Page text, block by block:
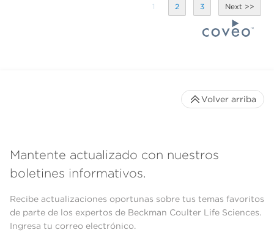
1 2 3
Mantente actualizado con nuestros
boletines informativos.
Recibe actualizaciones oportunas sobre tus temas favoritos
de parte de los expertos de Beckman Coulter Life Sciences.
Ingresa tu correo electrónico.
Volver arriba